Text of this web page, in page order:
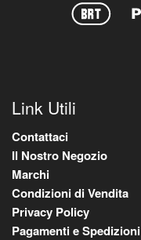
Link Utili
Contattaci
Il Nostro Negozio
Marchi
Condizioni di Vendita
Privacy Policy
Pagamenti e Spedizioni